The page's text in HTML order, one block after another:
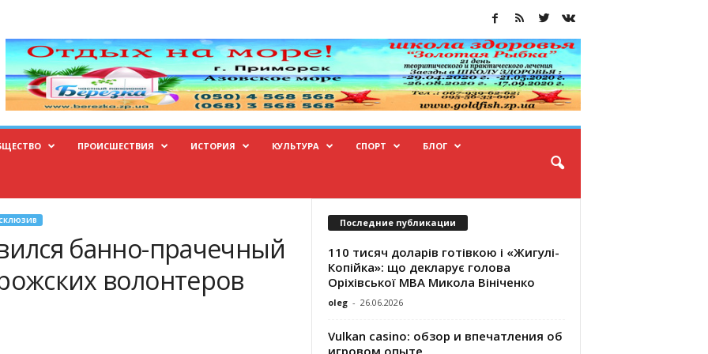
ПРОИСШЕСТВИЯ ИСТОРИЯ КУЛЬТУРА СПОРТ БЛОГ
банно-прачечный
волонтеров
Последние публикации
110 тисяч доларів готівкою і «Жигулі-
Копійка»: що декларує голова
Оріхівської МВА Микола Вініченко
oleg - 26.06.2026
Vulkan casino: обзор и впечатления об
игровом опыте